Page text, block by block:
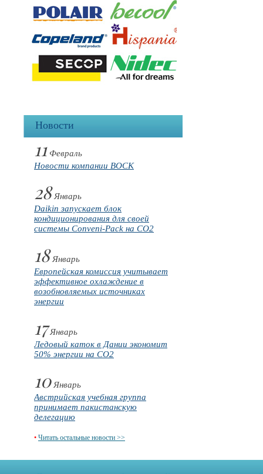
Новости
11 Февраль
Новости компании BOCK
28Январь
Daikin запускает блок
кондиционирования для своей
системы Conveni-Pack на CO2
18Январь
Европейская комиссия учитывает
эффективное охлаждение в
возобновляемых источниках
энергии
17Январь
Ледовый каток в Дании экономит
50% энергии на CO2
10Январь
Австрийская учебная группа
принимает пакистанскую
делегацию
• Читать остальные новости >>